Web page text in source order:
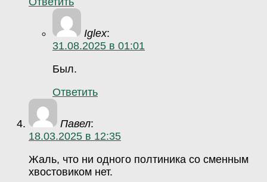
Iglex:
31.08.2025 в 01:01
Был.
Ответить
Павел:
18.03.2025 в 12:35
Жаль, что ни одного полтиника со сменным
хвостовиком нет.